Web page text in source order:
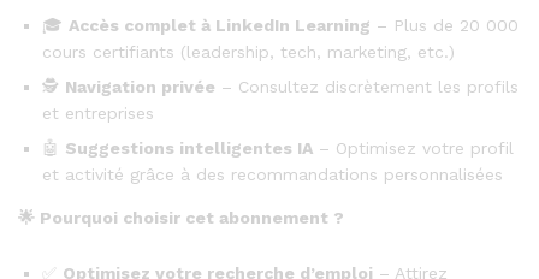
🎓 Accès complet à LinkedIn Learning – Plus de 20 000
cours certifiants (leadership, tech, marketing, etc.)
🕵️ Navigation privée – Consultez discrètement les profils
et entreprises
🤖 Suggestions intelligentes IA – Optimisez votre profil
et activité grâce à des recommandations personnalisées
🌟 Pourquoi choisir cet abonnement ?
Optimisez votre recherche d’emploi – Attirez